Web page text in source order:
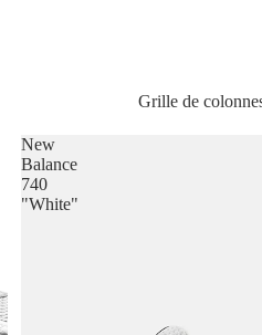
Grille de
New
Balance
740
"White"